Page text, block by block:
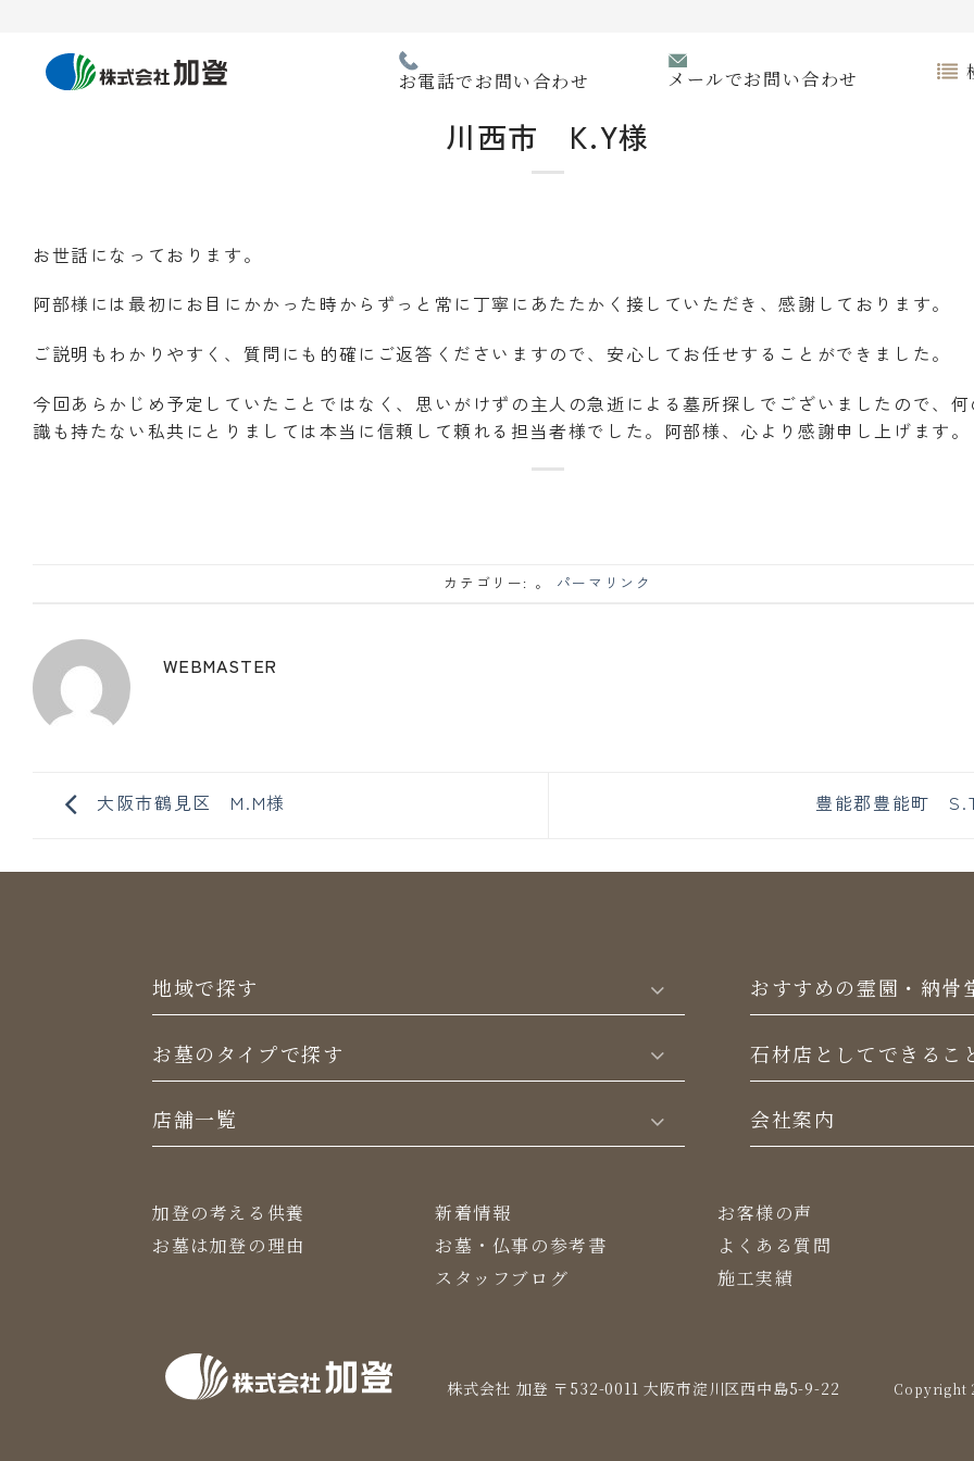
content
お電話でお問い合わせ メールでお問い合わせ
川西市 K.Y様
お世話になっております。
阿部様には最初にお目にかかった時からずっと常に丁寧にあたたかく接していただき、感謝しております。
ご説明もわかりやすく、質問にも的確にご返答くださいますので、安心してお任せすることができました。
今回あらかじめ予定していたことではなく、思いがけずの主人の急逝による墓所探しでございましたので、
識も持たない私共にとりましては本当に信頼して頼れる担当者様でした。阿部様、心より感謝申し上げます。
カテゴリー: 。 パーマリンク
WEBMASTER
大阪市鶴見区 M.M様 豊能郡豊能町
地域で探す
お墓のタイプで探す
店舗一覧
おすすめの霊園・納骨
⽯材店としてできるこ
会社案内
加登の考える供養
お墓は加登の理由
新着情報
お墓・仏事の参考書
スタッフブログ
お客様の声
よくある質問
施工実績
株式会社 加登 〒532-0011⼤阪市淀川区⻄中島5-9-22 Copyright